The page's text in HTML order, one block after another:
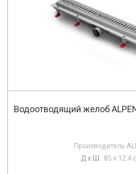
Водоотводящий желоб
Производитель
Д х Ш : 85 x 12.4